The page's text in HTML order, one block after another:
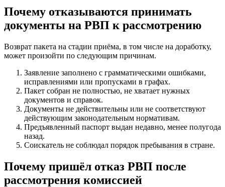
Почему отказываются принимать
документы на РВП к рассмотрению
Возврат пакета на стадии приёма, в том числе на доработку,
может произойти по следующим причинам.
Заявление заполнено с грамматическими ошибками,
исправлениями или пропусками в графах.
Пакет собран не полностью, не хватает нужных
документов и справок.
Документы не действительны или не соответствуют
действующим законодательным нормативам.
Предъявленный паспорт выдан недавно, менее полугода
назад.
Соискатель не соблюдал порядок пребывания в стране.
Почему пришёл отказ РВП после
рассмотрения комиссией